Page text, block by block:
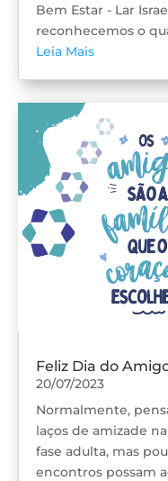
Bem Estar - Lar
reconhecemos o
Leia Mais
Feliz Dia do
20/07/2023
Normalmente,
laços de amizade
fase adulta, mas
encontros possam